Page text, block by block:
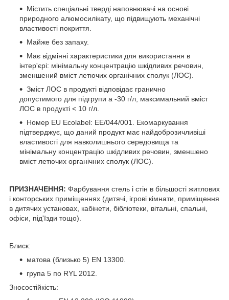
Містить спеціальні тверді наповнювачі на основі
природного алюмосилікату, що підвищують механічні
властивості покриття.
Майже без запаху.
Має відмінні характеристики для використання в
інтер'єрі: мінімальну концентрацію шкідливих речовин,
зменшений вміст летючих органічних сполук (ЛОС).
Зміст ЛОС в продукті відповідає гранично
допустимого для підгрупи a -30 г/л, максимальний вміст
ЛОС в продукті < 10 г/л.
Номер EU Ecolabel: EE/044/001. Екомаркування
підтверджує, що даний продукт має найдоброзичливіші
властивості для навколишнього середовища та
мінімальну концентрацію шкідливих речовин, зменшено
вміст летючих органічних сполук (ЛОС).
ПРИЗНАЧЕННЯ: Фарбування стель і стін в більшості житлових
і конторських приміщеннях (дитячі, ігрові кімнати, приміщення
в дитячих установах, кабінети, бібліотеки, вітальні, спальні,
офіси, під'їзди тощо).
Блиск:
матова (близько 5) EN 13300.
група 5 по RYL 2012.
Зносостійкість: